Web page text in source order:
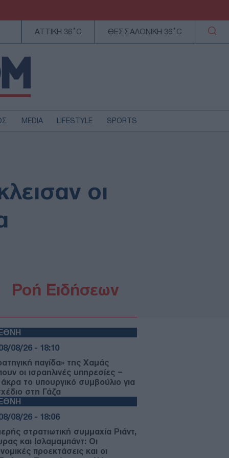
ΑΤΤΙΚΗ 36°C ΘΕΣΣΑΛΟΝΙΚΗ 36°C
MEDIA LIFESTYLE SPORTS
ΤΕΧΝΟΛΟΓΙΑ
οι
Ροή Ειδήσεων
08/26 - 18:10
παγίδα» της Χαμάς
οι ισραηλινές υπηρεσίες –
το υπουργικό συμβούλιο για
στη Γάζα
08/26 - 18:06
στρατιωτική συμμαχία Ριάντ,
και Ισλαμαμπάντ: Οι
προεκτάσεις και οι